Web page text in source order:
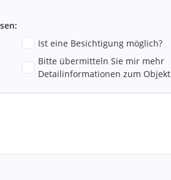
Ist eine Besichtigung möglich?
Bitte übermitteln Sie mir mehr
Detailinformationen zum Objekt